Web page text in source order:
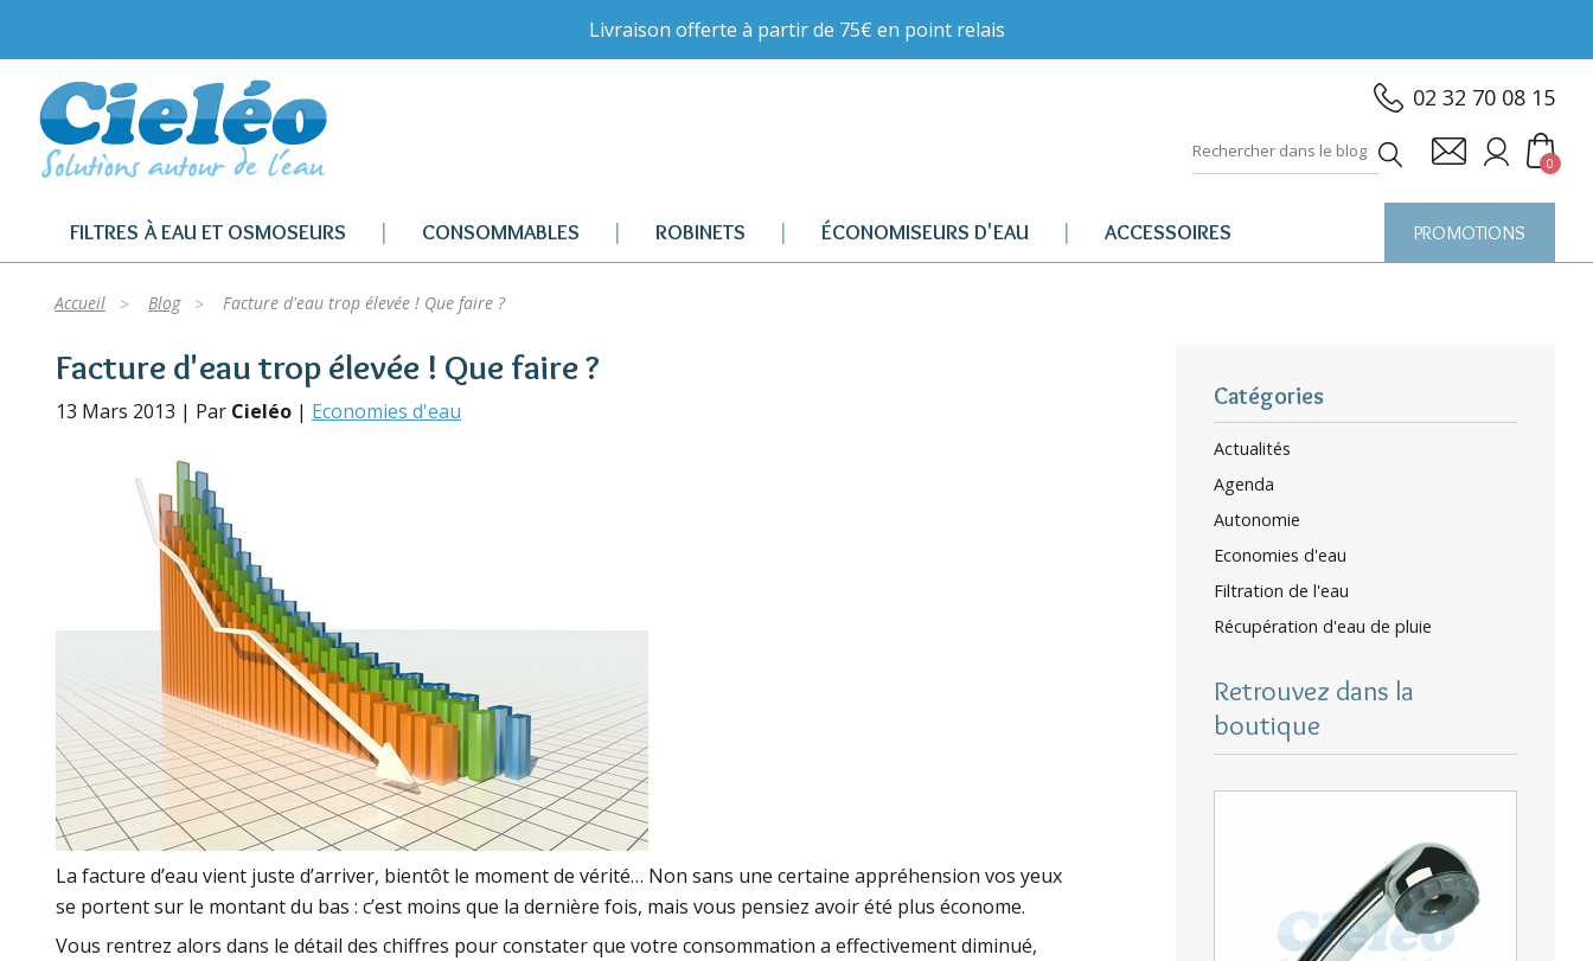
Livraison offerte à partir de 75€ en point relais
02 32 70 08 15
0
FILTRES À EAU ET OSMOSEURS CONSOMMABLES ROBINETS ÉCONOMISEURS D'EAU ACCESSOIRES PROMOTIONS
Accueil Blog Facture d'eau trop élevée ! Que faire ?
Facture d'eau trop élevée ! Que faire ?
13 Mars 2013 | Par Cieléo | Economies d'eau
La facture d’eau vient juste d’arriver, bientôt le moment de vérité… Non sans une certaine appréhension vos yeux
se portent sur le montant du bas : c’est moins que la dernière fois, mais vous pensiez avoir été plus économe.
Vous rentrez alors dans le détail des chiffres pour constater que votre consommation a effectivement diminué,
Catégories
Actualités
Agenda
Autonomie
Economies d'eau
Filtration de l'eau
Récupération d'eau de pluie
Retrouvez dans la
boutique